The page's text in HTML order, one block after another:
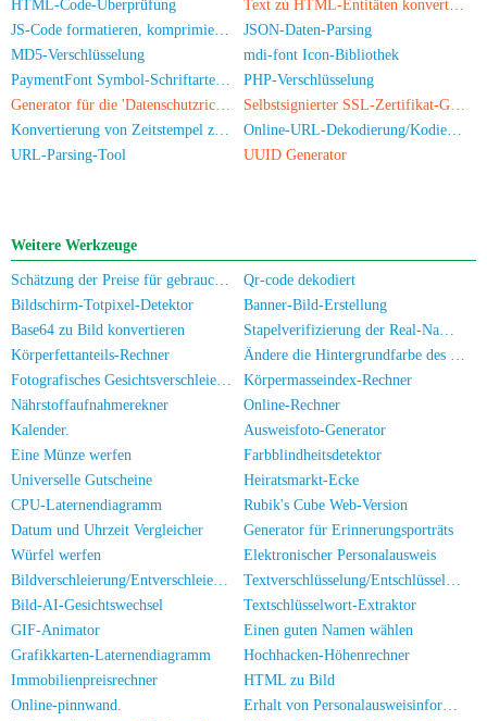
HTML-Code-Überprüfung
Text zu HTML-Entitäten konvertieren
JS-Code formatieren, komprimieren, verschlüsseln/verwirren
JSON-Daten-Parsing
MD5-Verschlüsselung
mdi-font Icon-Bibliothek
PaymentFont Symbol-Schriftarten Bibliothek
PHP-Verschlüsselung
Generator für die 'Datenschutzrichtlinie' einer App
Selbstsignierter SSL-Zertifikat-Generator
Konvertierung von Zeitstempel zu Datum/Uhrzeit
Online-URL-Dekodierung/Kodierung
URL-Parsing-Tool
UUID Generator
Weitere Werkzeuge
Schätzung der Preise für gebrauchte Computers/Handys
Qr-code dekodiert
Bildschirm-Totpixel-Detektor
Banner-Bild-Erstellung
Base64 zu Bild konvertieren
Stapelverifizierung der Real-Name-Authentifizierung für Mobilnummern/Ausweiskarten
Körperfettanteils-Rechner
Ändere die Hintergrundfarbe des Fotos
Fotografisches Gesichtsverschleierungstool
Körpermasseindex-Rechner
Nährstoffaufnahmerekner
Online-Rechner
Kalender.
Ausweisfoto-Generator
Eine Münze werfen
Farbblindheitsdetektor
Universelle Gutscheine
Heiratsmarkt-Ecke
CPU-Laternendiagramm
Rubik's Cube Web-Version
Datum und Uhrzeit Vergleicher
Generator für Erinnerungsporträts
Würfel werfen
Elektronischer Personalausweis
Bildverschleierung/Entverschleierung
Textverschlüsselung/Entschlüsselung
Bild-AI-Gesichtswechsel
Textschlüsselwort-Extraktor
GIF-Animator
Einen guten Namen wählen
Grafikkarten-Laternendiagramm
Hochhacken-Höhenrechner
Immobilienpreisrechner
HTML zu Bild
Online-pinnwand.
Erhalt von Personalausweisinformationen